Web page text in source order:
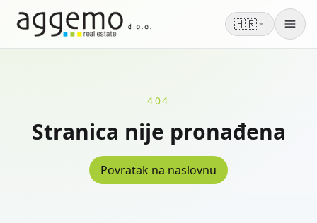
🇭🇷
404
Stranica nije pronađena
Povratak na naslovnu